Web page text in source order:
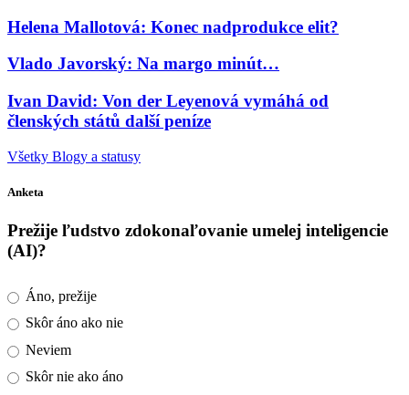
Helena Mallotová: Konec nadprodukce elit?
Vlado Javorský: Na margo minút…
Ivan David: Von der Leyenová vymáhá od
členských států další peníze
Všetky Blogy a statusy
Anketa
Prežije ľudstvo zdokonaľovanie umelej inteligencie
(AI)?
Áno, prežije
Skôr áno ako nie
Neviem
Skôr nie ako áno